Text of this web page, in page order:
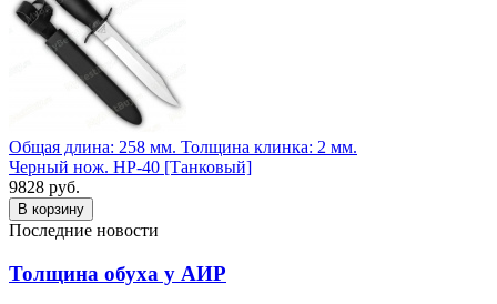
Общая длина: 258 мм. Толщина клинка: 2 мм.
Черный нож. НР-40 [Танковый]
9828 руб.
Последние новости
Толщина обуха у АИР